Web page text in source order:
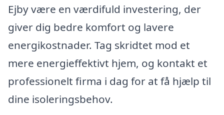
Ejby være en værdifuld investering, der
giver dig bedre komfort og lavere
energikostnader. Tag skridtet mod et
mere energieffektivt hjem, og kontakt et
professionelt firma i dag for at få hjælp til
dine isoleringsbehov.